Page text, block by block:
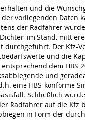
und die
vorliegenden Daten
der Radfahrer
im Stand,
durchgeführt. Der Kfz-
und die
dem HBS
und
eine HBS-konforme
Schließlich
Radfahrer auf die Kfz
in Form der